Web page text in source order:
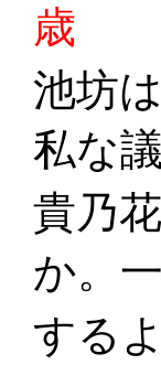
歳
池坊
私な
貴乃
か。
する